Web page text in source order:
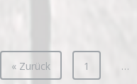
« Zurück 1 …